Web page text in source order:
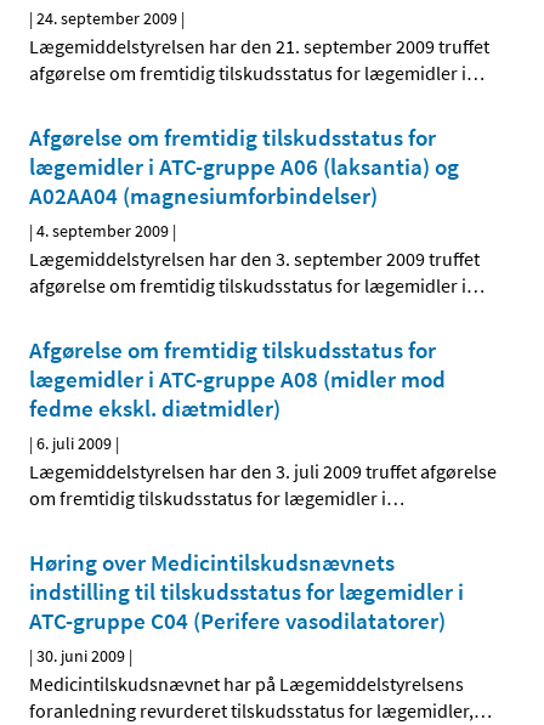
|24. september 2009 |
Lægemiddelstyrelsen har den 21. september 2009 truffet
afgørelse om fremtidig tilskudsstatus for lægemidler i…
Afgørelse om fremtidig tilskudsstatus for
lægemidler i ATC-gruppe A06 (laksantia) og
A02AA04 (magnesiumforbindelser)
|4. september 2009 |
Lægemiddelstyrelsen har den 3. september 2009 truffet
afgørelse om fremtidig tilskudsstatus for lægemidler i…
Afgørelse om fremtidig tilskudsstatus for
lægemidler i ATC-gruppe A08 (midler mod
fedme ekskl. diætmidler)
|6. juli 2009 |
Lægemiddelstyrelsen har den 3. juli 2009 truffet afgørelse
om fremtidig tilskudsstatus for lægemidler i…
Høring over Medicintilskudsnævnets
indstilling til tilskudsstatus for lægemidler i
ATC-gruppe C04 (Perifere vasodilatatorer)
|30. juni 2009 |
Medicintilskudsnævnet har på Lægemiddelstyrelsens
foranledning revurderet tilskudsstatus for lægemidler,…